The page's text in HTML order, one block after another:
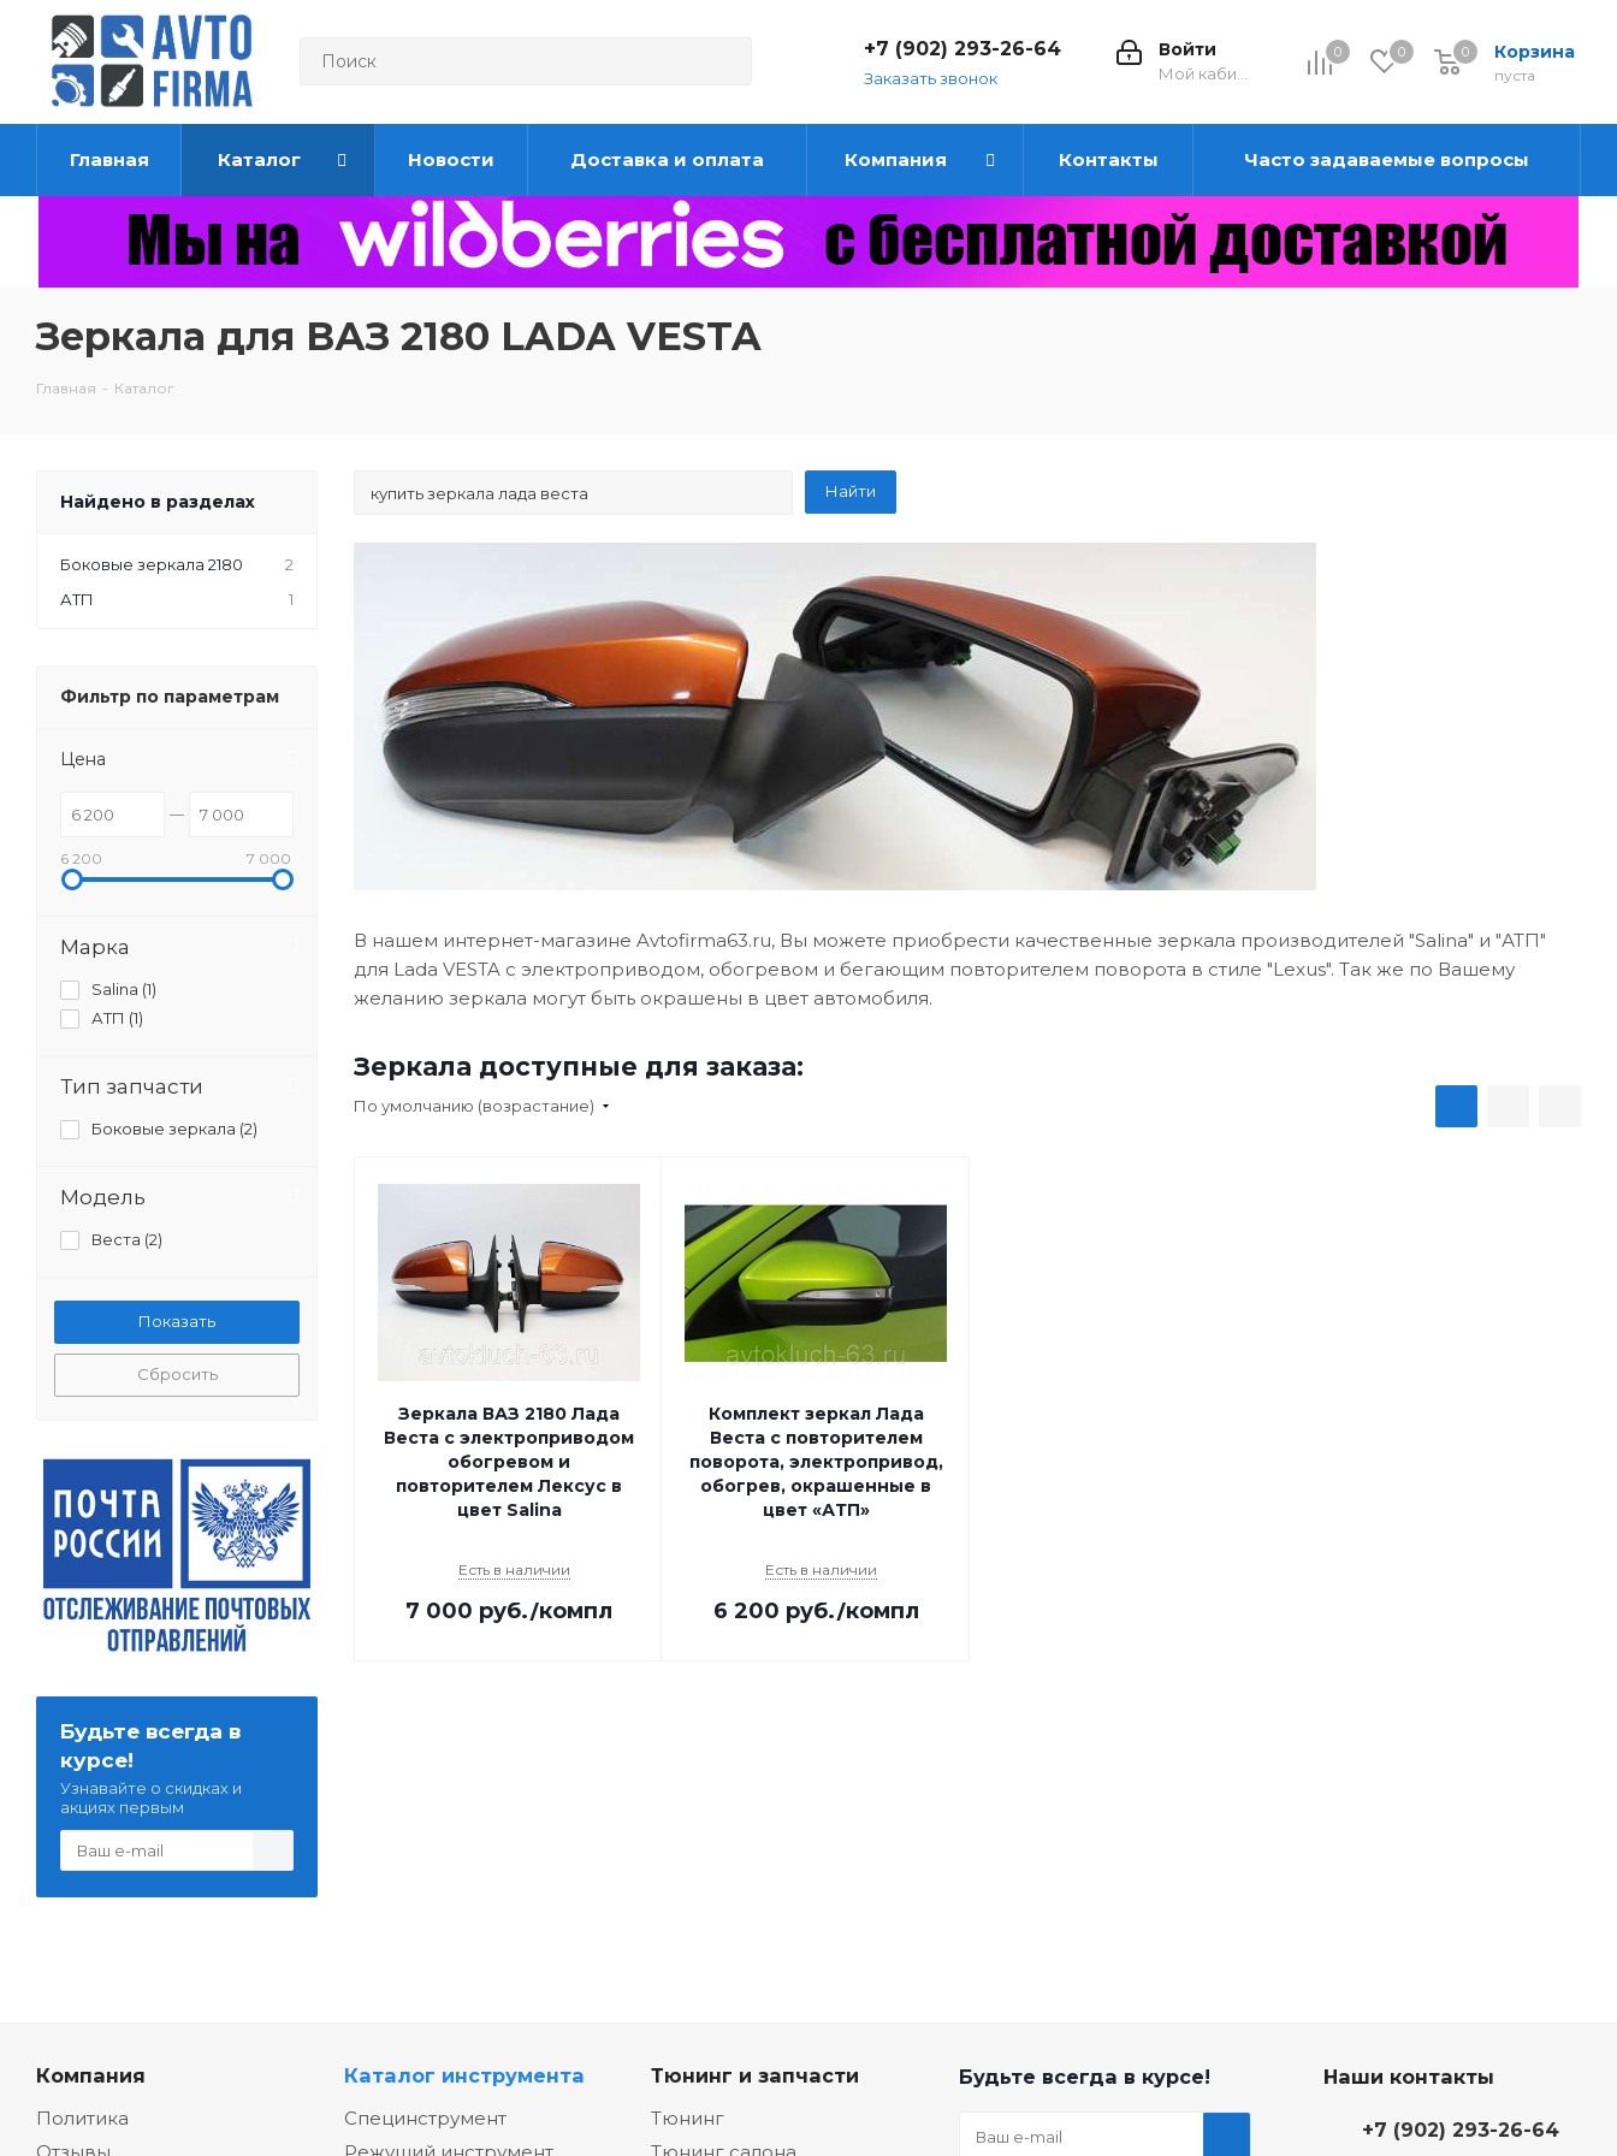
0 0 Корзина
0
пуста
0
Войти
+7 (902) 293-26-64
Заказать звонок
Главная Каталог Новости Доставка и оплата Компания Контакты Часто задаваемые вопросы
Зеркала для ВАЗ 2180 LADA VESTA
Главная - Каталог
В нашем интернет-магазине Avtofirma63.ru, Вы можете приобрести качественные зеркала производителей "Salina" и "АТП"
для Lada VESTA с электроприводом, обогревом и бегающим повторителем поворота в стиле "Lexus". Так же по Вашему
желанию зеркала могут быть окрашены в цвет автомобиля.
Зеркала доступные для заказа:
По умолчанию (возрастание)
Зеркала ВАЗ 2180 Лада
Веста с электроприводом
обогревом и
повторителем Лексус в
цвет Salina
Есть в наличии
7 000 руб./компл
Комплект зеркал Лада
Веста с повторителем
поворота, электропривод,
обогрев, окрашенные в
цвет «АТП»
Есть в наличии
6 200 руб./компл
Найдено в разделах
Боковые зеркала 2180
2
АТП
1
Фильтр по параметрам
Цена
6 200 7 000
Марка
Salina (1)
АТП (1)
Тип запчасти
Боковые зеркала (2)
Модель
Веста (2)
Сбросить
Будьте всегда в
курсе!
Узнавайте о скидках и
акциях первым
Компания
Политика
Каталог инструмента
Специнструмент
Тюнинг и запчасти
Тюнинг
Будьте всегда в курсе! Наши контакты
+7 (902) 293-26-64